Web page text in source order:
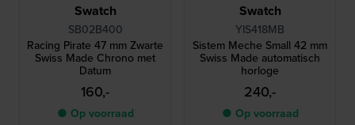
Swatch
SB02B400
Racing Pirate 47 mm Zwarte
Swiss Made Chrono met
Datum
160,-
● Op voorraad
Swatch
YIS418MB
Sistem Meche Small 42 mm
Swiss Made automatisch
horloge
240,-
● Op voorraad